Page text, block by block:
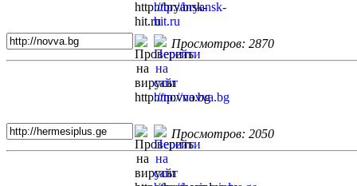
Просмотров: 2870
Просмотров: 2050